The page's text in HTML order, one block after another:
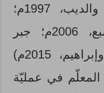
ولقد تناول كلٌّ من (مجاور والديب، 1997م؛
اللقاني ومحمد 2001م؛ الضبع، 2006م؛ جبر
والعرنوسي، 2015م؛ سعادة وإبراهيم، 2015م)
المعلّم في عمليّة